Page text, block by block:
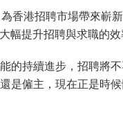
香港招聘市場帶來嶄
幅提升招聘與求職的效
的持續進步，招聘將
是僱主，現在正是時